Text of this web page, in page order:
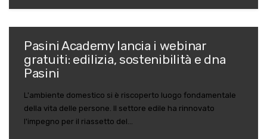
Pasini Academy lancia i webinar
gratuiti: edilizia, sostenibilità e dna
Pasini
L'ambiente domestico si è riscoperto luogo fondamentale
della vita delle persone. Il settore edile ha rinnovato
l'impegno per il riassetto del...